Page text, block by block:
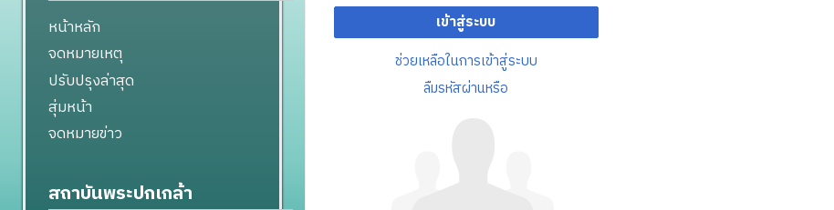
เข้าสู่ระบบ
ช่วยเหลือในการเข้าสู่ระบบ
ลืมรหัสผ่านหรือ
หน้าหลัก
จดหมายเหตุ
ปรับปรุงล่าสุด
สุ่มหน้า
จดหมายข่าว
สถาบันพระปกเกล้า